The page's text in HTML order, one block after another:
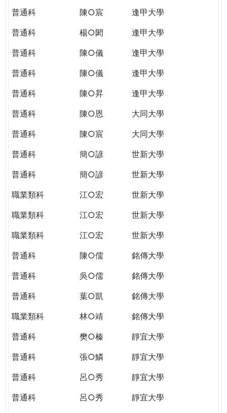
普通科 陳○宸
逢甲大學
普通科
楊○閎
逢甲大學
普通科
陳○儀
逢甲大學
普通科
陳○儀
逢甲大學
普通科
陳○昇
逢甲大學
普通科
陳○恩
大同大學
普通科
陳○宸
大同大學
普通科
簡○諺
世新大學
普通科
簡○諺
世新大學
職業類科
江○宏
世新大學
職業類科
江○宏
世新大學
職業類科
江○宏
世新大學
普通科
陳○儒
銘傳大學
普通科
吳○儒
銘傳大學
普通科
葉○凱
銘傳大學
職業類科
林○靖
銘傳大學
普通科
樊○榛
靜宜大學
普通科
張○鱗
靜宜大學
普通科
呂○秀
靜宜大學
普通科
呂○秀
靜宜大學